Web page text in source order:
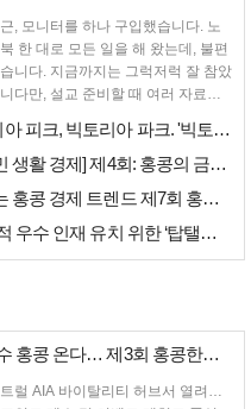
, 모니터를 하나 구입했습니다. 노
한 대로 모든 일을 해 왔는데, 불편
니다. 지금까지는 그럭저럭 잘 참았
다만, 설교 준비할 때 여러 자료를
빅토리아 하버, 빅토리아 피크, 빅토리아 파크. '빅토리아’의 이름은 어…
[숫자로 보는 홍콩 교민 생활 경제] 제4회: 홍콩의 금융 — 지표 및 …
[기획특집] 숫자로 읽는 홍콩 경제 트렌드 제7회 홍콩 문화·창의 산업…
[홍콩 비자 안내] 세계적 우수 인재 유치 위한 ‘탑탤런트 비자(TTPS…
세계 챔피언 홍지승 선수 홍콩 온다… 제3회 홍콩한인팔씨름대회 9월 12…
럴 AIA 바이탈리티 허브서 열려…